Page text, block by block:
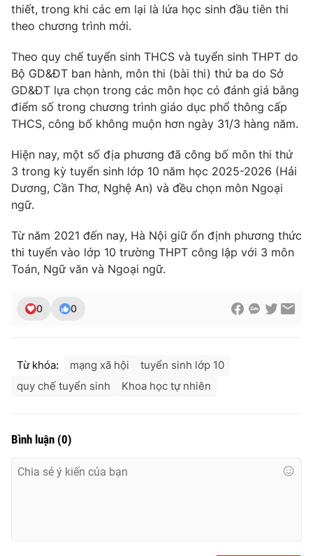
Emagazine Podcast
Photo Infographic
Video Shorts video
VTV Money VTV Thể thao
VTV Sức khoẻ Bất động sản
Thị trường 24h
VTV4 Vươn mình bằng AI
Theo dõi báo trên
Giấy phép hoạt động báo in và báo điện tử số 483/GP-BTTTT
thiết, trong khi các em lại là lứa học sinh đầu tiên thi
theo chương trình mới.
Theo quy chế tuyển sinh THCS và tuyển sinh THPT do
Bộ GD&ĐT ban hành, môn thi (bài thi) thứ ba do Sở
GD&ĐT lựa chọn trong các môn học có đánh giá bằng
điểm số trong chương trình giáo dục phổ thông cấp
THCS, công bố không muộn hơn ngày 31/3 hàng năm.
Hiện nay, một số địa phương đã công bố môn thi thứ
3 trong kỳ tuyển sinh lớp 10 năm học 2025-2026 (Hải
Dương, Cần Thơ, Nghệ An) và đều chọn môn Ngoại
ngữ.
Từ năm 2021 đến nay, Hà Nội giữ ổn định phương thức
thi tuyển vào lớp 10 trường THPT công lập với 3 môn
Toán, Ngữ văn và Ngoại ngữ.
0 0
Từ khóa: mạng xã hội
tuyển sinh lớp 10
quy chế tuyển sinh
Khoa học tự nhiên
Bình luận (0)